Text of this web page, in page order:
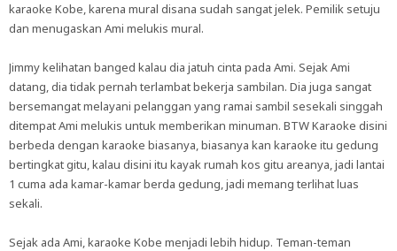
karaoke Kobe, karena mural disana sudah sangat jelek. Pemilik setuju
dan menugaskan Ami melukis mural.
Jimmy kelihatan banged kalau dia jatuh cinta pada Ami. Sejak Ami
datang, dia tidak pernah terlambat bekerja sambilan. Dia juga sangat
bersemangat melayani pelanggan yang ramai sambil sesekali singgah
ditempat Ami melukis untuk memberikan minuman. BTW Karaoke disini
berbeda dengan karaoke biasanya, biasanya kan karaoke itu gedung
bertingkat gitu, kalau disini itu kayak rumah kos gitu areanya, jadi lantai
1 cuma ada kamar-kamar berda gedung, jadi memang terlihat luas
sekali.
Sejak ada Ami, karaoke Kobe menjadi lebih hidup. Teman-teman